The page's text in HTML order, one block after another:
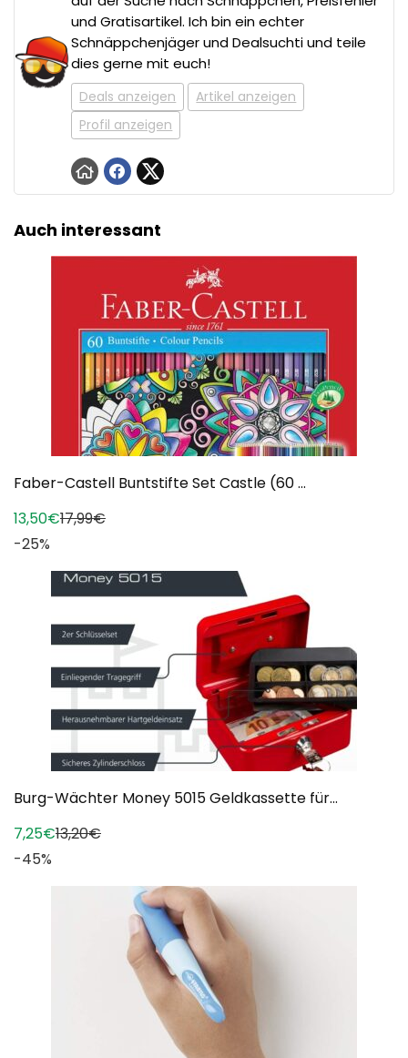
und Gratisartikel. Ich bin ein echter
Schnäppchenjäger und Dealsuchti und teile
dies gerne mit euch!
Deals anzeigen
Artikel anzeigen
Profil anzeigen
Auch interessant
Faber-Castell Buntstifte Set Castle (60 ...
13,50€17,99€
-25%
Burg-Wächter Money 5015 Geldkassette für...
7,25€13,20€
-45%